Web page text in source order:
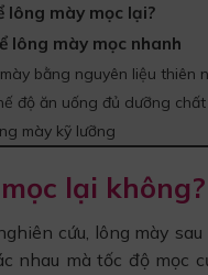
lông mày mọc lại?
lông mày mọc nhanh
bằng nguyên liệu thiên
độ ăn uống đủ dưỡng chất
mày kỹ lưỡng
lại không?
cứu, lông mày
nhau mà tốc độ mọc